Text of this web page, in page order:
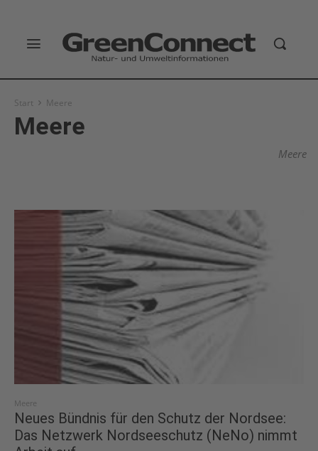
Start Meere
Meere
Meere
Meere
Neues Bündnis für den Schutz der Nordsee:
Das Netzwerk Nordseeschutz (NeNo) nimmt